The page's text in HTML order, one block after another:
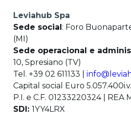
Leviahub Spa
Sede social: Foro
(MI)
Sede operacional e
10, Spresiano (TV)
Tel. +39 02 611133 |
Capital social Euro 5.057.400i.v.
P.I. e C.F. 01233220324 | REA
SDI:1YY4LRX